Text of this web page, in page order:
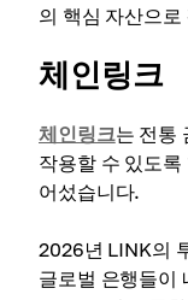
의 핵심 자산으
체인링크
체인링크는 전통
작용할 수 있도
어섰습니다.
2026년 LINK의
글로벌 은행들이